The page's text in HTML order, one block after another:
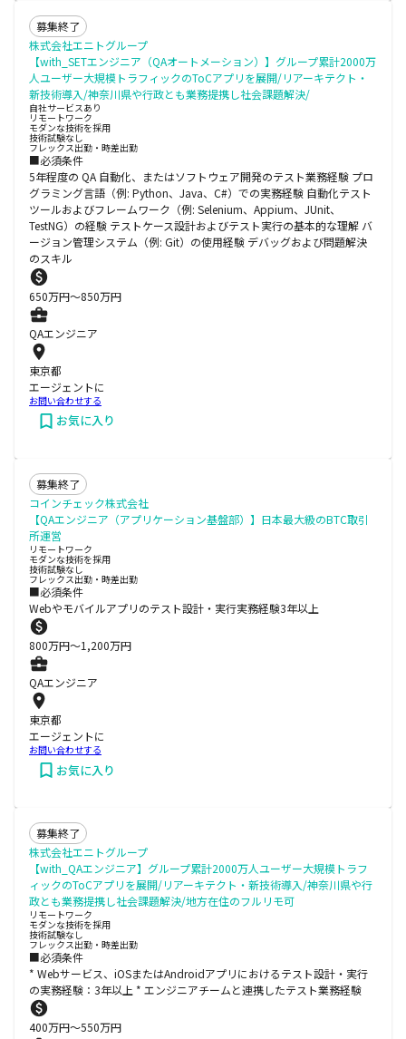
募集終了
株式会社エニトグループ
【with_SETエンジニア（QAオートメーション）】グループ累計2000万
人ユーザー大規模トラフィックのToCアプリを展開/リアーキテクト・
新技術導入/神奈川県や行政とも業務提携し社会課題解決/
自社サービスあり
リモートワーク
モダンな技術を採用
技術試験なし
フレックス出勤・時差出勤
■必須条件
5年程度の QA 自動化、またはソフトウェア開発のテスト業務経験 プロ
グラミング言語（例: Python、Java、C#）での実務経験 自動化テスト
ツールおよびフレームワーク（例: Selenium、Appium、JUnit、
TestNG）の経験 テストケース設計およびテスト実行の基本的な理解 バ
ージョン管理システム（例: Git）の使用経験 デバッグおよび問題解決
のスキル
650万円〜850万円
QAエンジニア
東京都
エージェントに
お問い合わせする
お気に入り
募集終了
コインチェック株式会社
【QAエンジニア（アプリケーション基盤部）】日本最大級のBTC取引
所運営
リモートワーク
モダンな技術を採用
技術試験なし
フレックス出勤・時差出勤
■必須条件
Webやモバイルアプリのテスト設計・実行実務経験3年以上
800万円〜1,200万円
QAエンジニア
東京都
エージェントに
お問い合わせする
お気に入り
募集終了
株式会社エニトグループ
【with_QAエンジニア】グループ累計2000万人ユーザー大規模トラフ
ィックのToCアプリを展開/リアーキテクト・新技術導入/神奈川県や行
政とも業務提携し社会課題解決/地方在住のフルリモ可
リモートワーク
モダンな技術を採用
技術試験なし
フレックス出勤・時差出勤
■必須条件
* Webサービス、iOSまたはAndroidアプリにおけるテスト設計・実行
の実務経験：3年以上 * エンジニアチームと連携したテスト業務経験
400万円〜550万円